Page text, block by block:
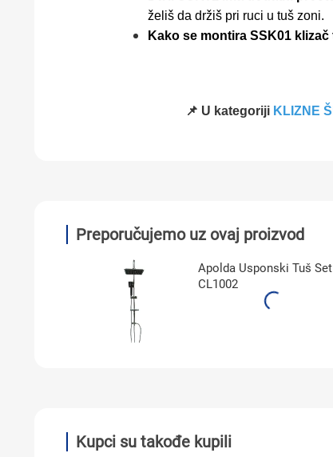
želiš da držiš pri ruci u tuš zoni.
Kako se montira SSK01 klizač
📌 U kategoriji KLIZNE
Preporučujemo uz ovaj proizvod
Apolda Usponski Tuš Set
CL1002
Kupci su takođe kupili